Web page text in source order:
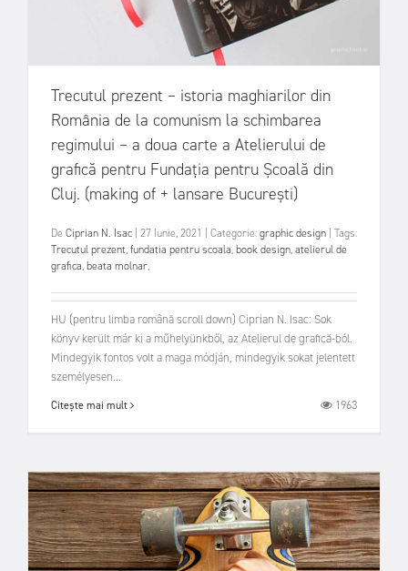
Trecutul prezent – istoria maghiarilor din
România de la comunism la schimbarea
regimului – a doua carte a Atelierului de
grafică pentru Fundația pentru Școală din
Cluj. (making of + lansare București)
De Ciprian N. Isac 27 Iunie, 2021 Categorie:graphic design Tags:
Trecutul prezent,fundatia pentru scoala,book design,atelierul de
grafica,beata molnar,
HU (pentru limba română scroll down) Ciprian N. Isac: Sok
könyv került már ki a műhelyünkből, az Atelierul de grafică-ból.
Mindegyik fontos volt a maga módján, mindegyik sokat jelentett
személyesen...
Citește mai mult 1963